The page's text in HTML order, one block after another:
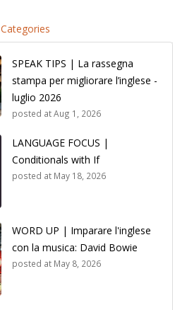
Categories
SPEAK TIPS | La rassegna
stampa per migliorare l’inglese -
luglio 2026
posted atAug 1, 2026
LANGUAGE FOCUS |
Conditionals with If
posted at May 18, 2026
WORD UP | Imparare l'inglese
con la musica: David Bowie
posted at May 8, 2026